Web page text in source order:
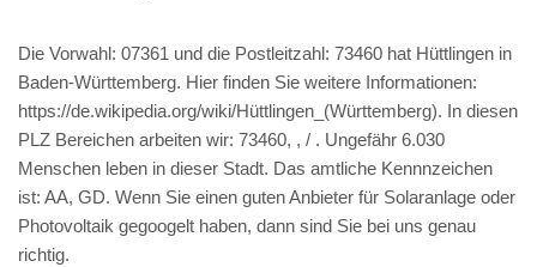
Die Vorwahl: 07361 und die Postleitzahl: 73460 hat Hüttlingen in
Baden-Württemberg. Hier finden Sie weitere Informationen:
https://de.wikipedia.org/wiki/Hüttlingen_(Württemberg). In diesen
PLZ Bereichen arbeiten wir: 73460, , / . Ungefähr 6.030
Menschen leben in dieser Stadt. Das amtliche Kennnzeichen
ist: AA, GD. Wenn Sie einen guten Anbieter für Solaranlage oder
Photovoltaik gegoogelt haben, dann sind Sie bei uns genau
richtig.